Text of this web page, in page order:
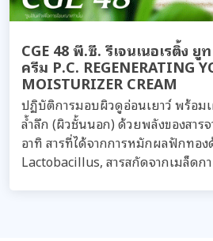
CGE 48 พี.ซี. รีเจนเนอเรติ้ง ยู
ครีม P.C. REGENERATING
MOISTURIZER CREAM
ปฏิบัติการมอบผิวดูอ่อนเยาว์ พร้อม
ล้ำลึก (ผิวชั้นนอก) ด้วยพลังของสาร
อาทิ สารที่ได้จากการหมักผลฟักทอ
Lactobacillus, สารสกัดจากเมล็ดก